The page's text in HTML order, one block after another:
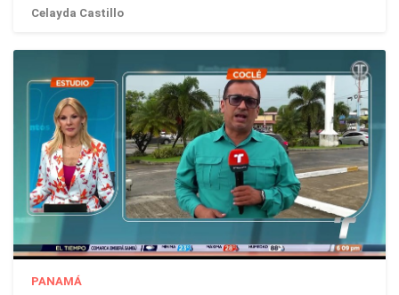
Celayda Castillo
PANAMÁ